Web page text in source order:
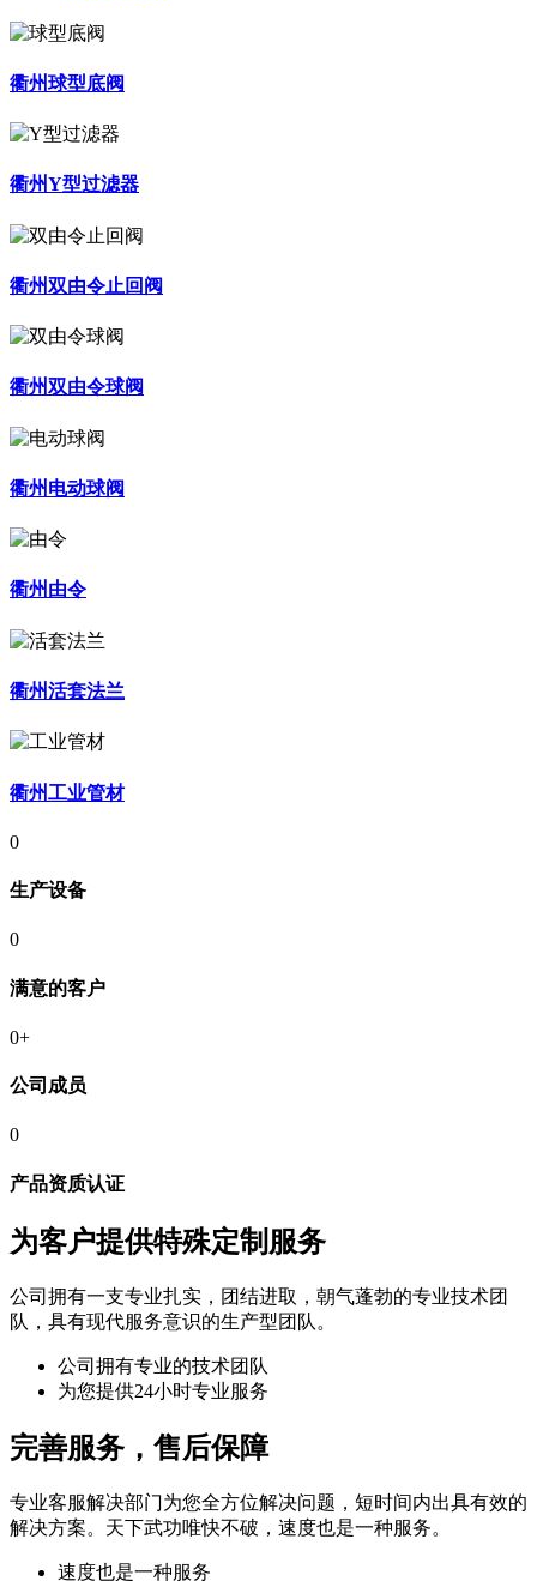
衢州球型底阀
衢州Y型过滤器
衢州双由令止回阀
衢州双由令球阀
衢州电动球阀
衢州由令
衢州活套法兰
衢州工业管材
0
生产设备
0
满意的客户
0+
公司成员
0
产品资质认证
为客户提供特殊定制服务
公司拥有一支专业扎实，团结进取，朝气蓬勃的专业技术团
队，具有现代服务意识的生产型团队。
公司拥有专业的技术团队
为您提供24小时专业服务
完善服务，售后保障
专业客服解决部门为您全方位解决问题，短时间内出具有效的
解决方案。天下武功唯快不破，速度也是一种服务。
速度也是一种服务